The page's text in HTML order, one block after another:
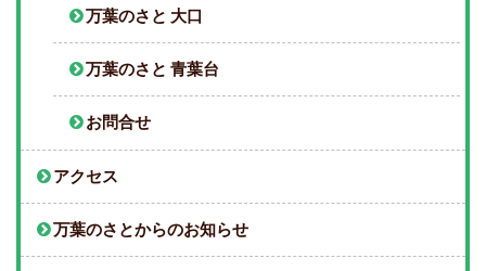
万葉のさと 大口
万葉のさと 青葉台
お問合せ
アクセス
万葉のさとからのお知らせ